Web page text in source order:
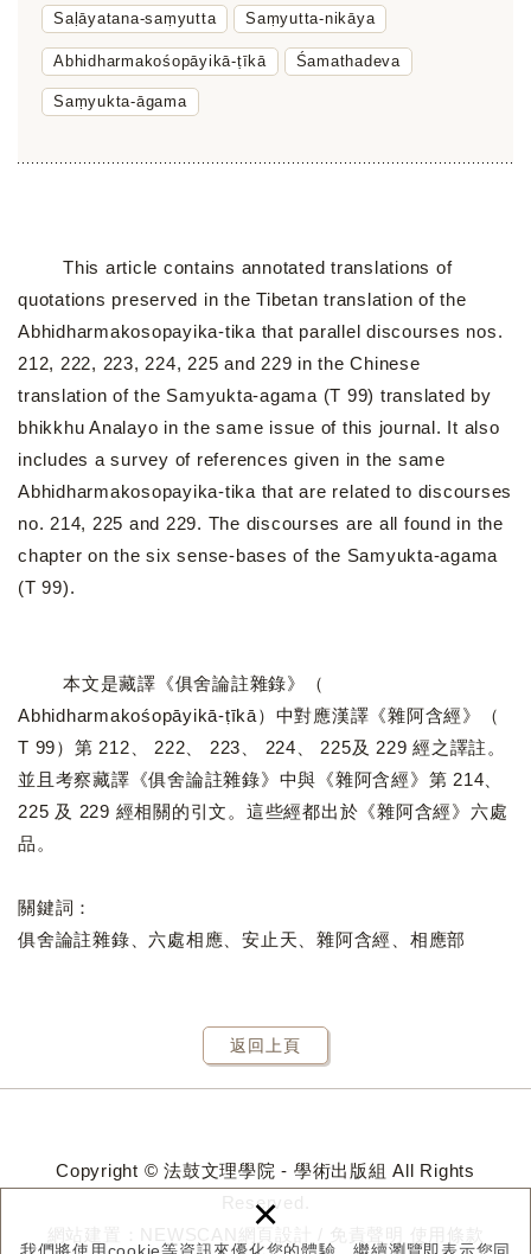
×
Saḷāyatana-saṃyutta Saṃyutta-nikāya
Abhidharmakośopāyikā-ṭīkā Śamathadeva
Saṃyukta-āgama
This article contains annotated translations of
quotations preserved in the Tibetan translation of the
Abhidharmakosopayika-tika that parallel discourses nos.
212, 222, 223, 224, 225 and 229 in the Chinese
translation of the Samyukta-agama (T 99) translated by
bhikkhu Analayo in the same issue of this journal. It also
includes a survey of references given in the same
Abhidharmakosopayika-tika that are related to discourses
no. 214, 225 and 229. The discourses are all found in the
chapter on the six sense-bases of the Samyukta-agama
(T 99).
本文是藏譯《俱舍論註雜錄》（
Abhidharmakośopāyikā-ṭīkā）中對應漢譯《雜阿含經》（
T 99）第 212、 222、 223、 224、 225及 229 經之譯註。
並且考察藏譯《俱舍論註雜錄》中與《雜阿含經》第 214、
225 及 229 經相關的引文。這些經都出於《雜阿含經》六處
品。
關鍵詞：
俱舍論註雜錄、六處相應、安止天、雜阿含經、相應部
返回上頁
Copyright © 法鼓文理學院 - 學術出版組 All Rights
Reserved.